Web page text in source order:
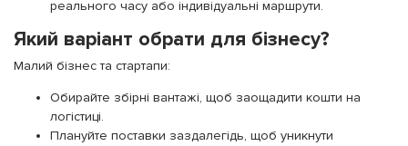
реального часу або індивідуальні маршрути.
Який варіант обрати для бізнесу?
Малий бізнес та стартапи:
Обирайте збірні вантажі, щоб заощадити кошти на
логістиці.
Плануйте поставки заздалегідь, щоб уникнути